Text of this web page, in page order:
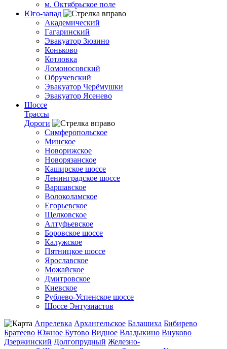
м. Октябрьское поле
Юго-запад
Академический
Гагаринский
Эвакуатор Зюзино
Коньково
Котловка
Ломоносовский
Обручевский
Эвакуатор Черёмушки
Эвакуатор Ясенево
Шоссе
Трассы
Дороги
Симферопольское
Минское
Новорижское
Новорязанское
Каширское шоссе
Ленинградское шоссе
Варшавское
Волоколамское
Егорьевское
Щелковское
Алтуфьевское
Боровское шоссе
Калужское
Пятницкое шоссе
Ярославское
Можайское
Дмитровское
Киевское
Рублево-Успенское шоссе
Шоссе Энтузиастов
Апрелевка Архангельское Балашиха Бибирево
Братеево Южное Бутово Видное Владыкино Внуково
Дзержинский Долгопрудный Железно-